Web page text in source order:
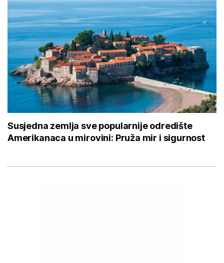
Susjedna zemlja sve popularnije odredište
Amerikanaca u mirovini: Pruža mir i sigurnost